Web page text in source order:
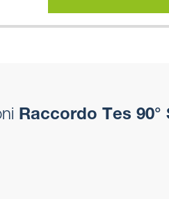
Raccordo Tes 90°